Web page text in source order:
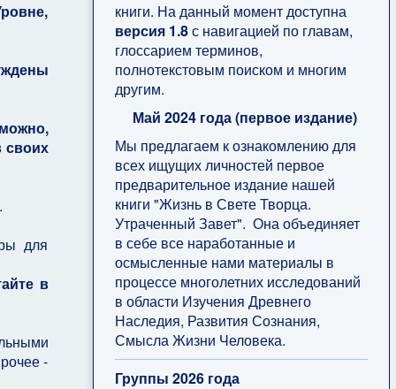
своих
для
в
-
книги. На данный момент доступна
версия 1.8с навигацией по главам,
глоссарием терминов,
полнотекстовым поиском и многим
другим.
Май 2024 года (первое издание)
Мы предлагаем к ознакомлению для
всех ищущих личностей первое
предварительное издание нашей
книги "Жизнь в Свете Творца.
Утраченный Завет". Она объединяет
в себе все наработанные и
осмысленные нами материалы в
процессе многолетних исследований
в области Изучения Древнего
Наследия, Развития Сознания,
Смысла Жизни Человека.
Группы 2026 года